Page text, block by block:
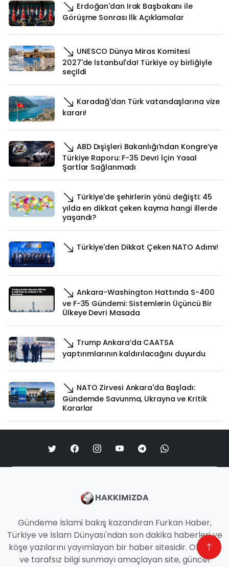
Erdoğan'dan Irak Başbakanı ile
Görüşme Sonrası İlk Açıklamalar
UNESCO Dünya Miras Komitesi
2027'de İstanbul'da! Türkiye oy birliğiyle
seçildi
Karadağ'dan Türk vatandaşlarına vize
kararı!
ABD Dışişleri Bakanlığı’ndan Kongre’ye
Türkiye Raporu: F-35 Devri İçin Yasal
Şartlar Sağlanmadı
Türkiye'de şehirlerin yönü değişti: 45
yılda en dikkat çeken kayma hangi illerde
yaşandı?
Türkiye'den Dikkat Çeken NATO Adımı!
Ankara-Washington Hattında S-400
ve F-35 Gündemi: Sistemlerin Üçüncü Bir
Ülkeye Devri Masada
Trump Ankara’da CAATSA
yaptırımlarının kaldırılacağını duyurdu
NATO Zirvesi Ankara'da Başladı:
Gündemde Savunma, Ukrayna ve Kritik
Kararlar
HAKKIMIZDA
Gündeme İslami bakış kazandıran Furkan Haber,
Türkiye ve İslam Dünyası'ndan son dakika haberleri ve
köşe yazılarını yayımlayan bir haber sitesidir. Objektif
ve tarafsız bilgi sunmayı amaçlayan site, güncel